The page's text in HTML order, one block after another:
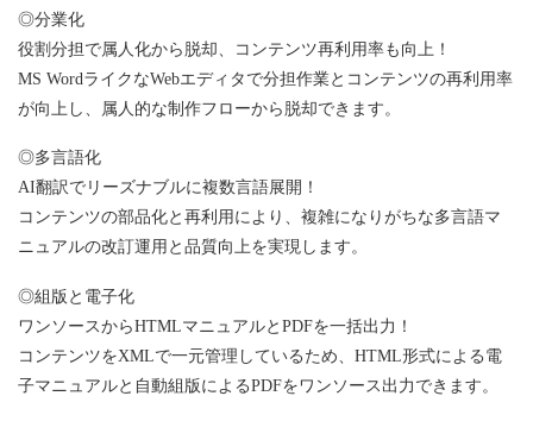
◎分業化
役割分担で属人化から脱却、コンテンツ再利用率も向上！
MS WordライクなWebエディタで分担作業とコンテンツの再利用率
が向上し、属人的な制作フローから脱却できます。
◎多言語化
AI翻訳でリーズナブルに複数言語展開！
コンテンツの部品化と再利用により、複雑になりがちな多言語マ
ニュアルの改訂運用と品質向上を実現します。
◎組版と電子化
ワンソースからHTMLマニュアルとPDFを一括出力！
コンテンツをXMLで一元管理しているため、HTML形式による電
子マニュアルと自動組版によるPDFをワンソース出力できます。